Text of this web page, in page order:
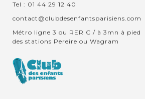
Tel : 01 44 29 12 40
contact@clubdesenfantsparisiens.com
Métro ligne 3 ou RER C / à 3mn à pied
des stations Pereire ou Wagram